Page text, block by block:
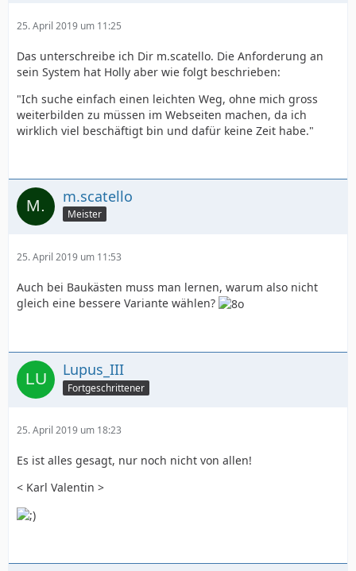
25. April 2019 um 11:25
Das unterschreibe ich Dir m.scatello. Die Anforderung an
sein System hat Holly aber wie folgt beschrieben:
"Ich suche einfach einen leichten Weg, ohne mich gross
weiterbilden zu müssen im Webseiten machen, da ich
wirklich viel beschäftigt bin und dafür keine Zeit habe."
m.scatello
Meister
25. April 2019 um 11:53
Auch bei Baukästen muss man lernen, warum also nicht
gleich eine bessere Variante wählen?
Lupus_III
Fortgeschrittener
25. April 2019 um 18:23
Es ist alles gesagt, nur noch nicht von allen!
< Karl Valentin >